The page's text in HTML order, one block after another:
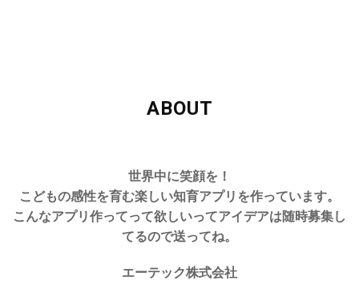
ABOUT
世界中に笑顔を！
こどもの感性を育む楽しい知育アプリを作っています。
こんなアプリ作ってって欲しいってアイデアは随時募集し
てるので送ってね。
エーテック株式会社